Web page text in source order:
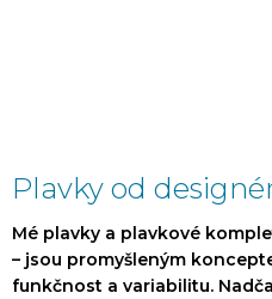
Plavky od
Mé plavky a plavkové
– jsou promyšleným
funkčnost a variabilitu.